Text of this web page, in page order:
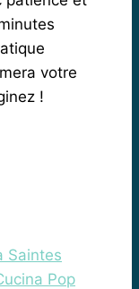
votre
!
Saintes
Pop